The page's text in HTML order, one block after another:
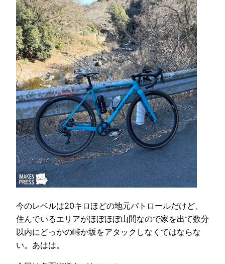
今のレベルは20キロほどの地元パトロールだけど、
住んでいるエリアがほぼほぼ山間なので家を出て数分
以内にどっかの峠か坂をアタックしなくてはならな
い。あはは。